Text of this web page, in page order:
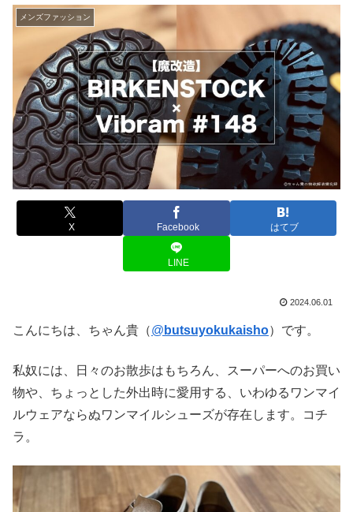
メンズファッション
X Facebook はてブ
LINE
2024.06.01
こんにちは、ちゃん貴（@ butsuyokukaisho）です。
私奴には、日々のお散歩はもちろん、スーパーへのお買い
物や、ちょっとした外出時に愛用する、いわゆるワンマイ
ルウェアならぬワンマイルシューズが存在します。コチ
ラ。